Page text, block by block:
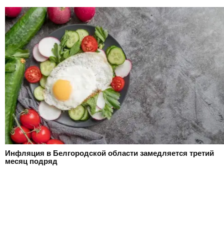
Инфляция в Белгородской области замедляется третий
месяц подряд